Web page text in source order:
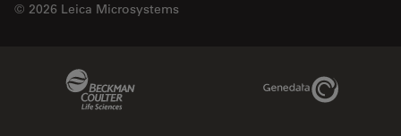
© 2026 Leica Microsystems
Genedata Link